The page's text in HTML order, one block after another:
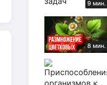
9 мин.
8 мин.